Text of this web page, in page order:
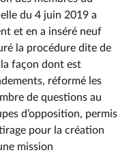
du 4 juin 2019 a
et en a inséré neuf
la procédure dite de
façon dont est
réformé les
de questions au
d’opposition, permis
pour la création
mission